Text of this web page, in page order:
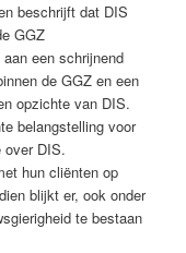
beschrijft dat DIS
GGZ
een schrijnend
de GGZ en een
opzichte van DIS.
belangstelling voor
over DIS.
hun cliënten op
blijkt er, ook onder
te bestaan